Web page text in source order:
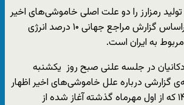
تولید رمزارز را دو علت اصلی خاموشی‌های اخیر
عنوان کرد و گفت که براساس گزارش مراجع جهانی ۱۰ درصد انرژی
به ایران است.
در جلسه علنی صبح روز یکشنبه
گزارشی درباره علل خاموشی‌های اخیر اظهار
کرد: سال آبی ۱۳۹۹- ۱۴۰۰ که از اول مهرماه گذشته آغاز شده از